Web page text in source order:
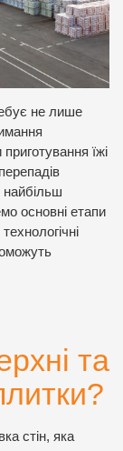
не лише
їжі
найбільш
основні етапи
та
стін, яка